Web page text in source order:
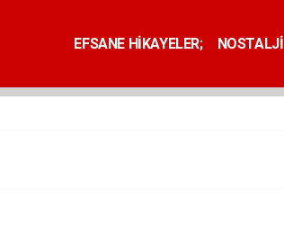
EFSANE HİKAYELER; NOSTALJİ